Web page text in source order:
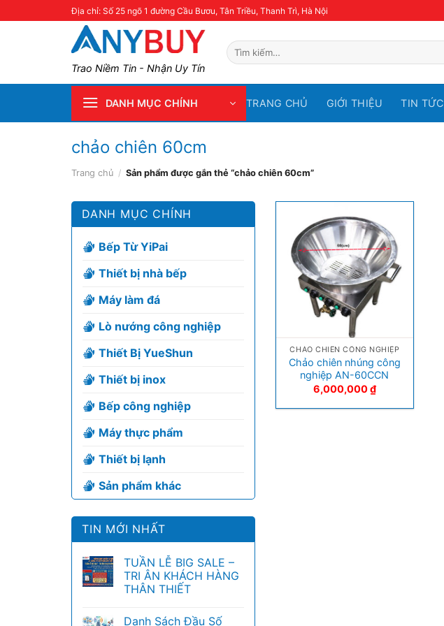
Địa chỉ: Số 25 ngõ 1 đường Cầu Bươu, Tân Triều, Thanh Trì, Hà Nội
Trao Niềm Tin - Nhận Uy Tín
Tìm
kiếm:
DANH MỤC CHÍNH TRANG CHỦ GIỚI THIỆU TIN TỨC
chảo chiên 60cm
Trang chủ / Sản phẩm được gắn thẻ “chảo chiên 60cm”
DANH MỤC CHÍNH
Bếp Từ YiPai
Thiết bị nhà bếp
Máy làm đá
Lò nướng công nghiệp
Thiết Bị YueShun
Thiết bị inox
Bếp công nghiệp
Máy thực phẩm
Thiết bị lạnh
Sản phẩm khác
TIN MỚI NHẤT
TUẦN LỄ BIG SALE –
TRI ÂN KHÁCH HÀNG
THÂN THIẾT
Danh Sách Đầu Số
CHẢO CHIÊN CÔNG NGHIỆP
Chảo chiên nhúng công
nghiệp AN-60CCN
6,000,000₫